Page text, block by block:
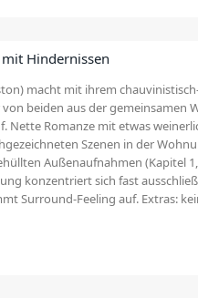
Hindernissen
macht mit ihrem
beiden aus der gemeinsamen
Nette Romanze mit etwas
Szenen in der
Außenaufnahmen (Kapitel
konzentriert sich fast
Surround-Feeling auf. Extras: